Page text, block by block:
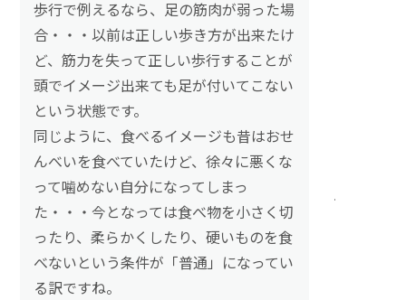
歩行で例えるなら、足の筋肉が弱った場
合・・・以前は正しい歩き方が出来たけ
ど、筋力を失って正しい歩行することが
頭でイメージ出来ても足が付いてこない
という状態です。
同じように、食べるイメージも昔はおせ
んべいを食べていたけど、徐々に悪くな
って噛めない自分になってしまっ
た・・・今となっては食べ物を小さく切
ったり、柔らかくしたり、硬いものを食
べないという条件が「普通」になってい
る訳ですね。